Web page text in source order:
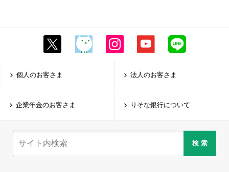
個人のお客さま 法人のお客さま
企業年金のお客さま りそな銀行について
検 索